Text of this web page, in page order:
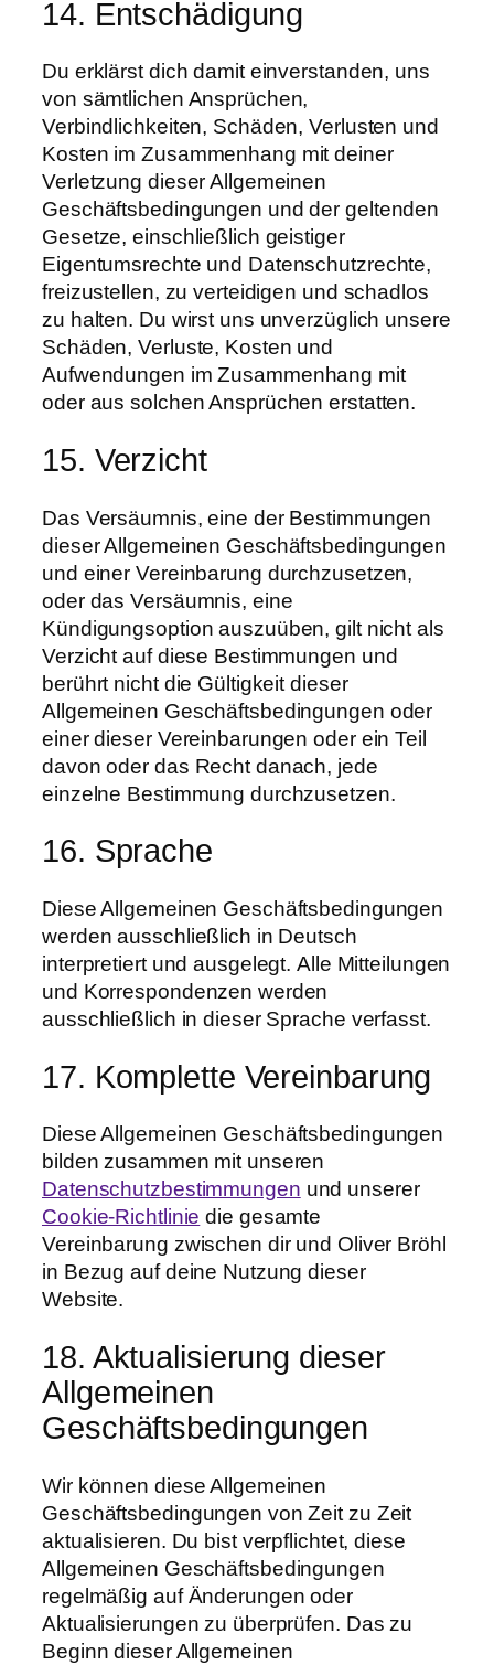
14. Entschädigung
Du erklärst dich damit einverstanden, uns
von sämtlichen Ansprüchen,
Verbindlichkeiten, Schäden, Verlusten und
Kosten im Zusammenhang mit deiner
Verletzung dieser Allgemeinen
Geschäftsbedingungen und der geltenden
Gesetze, einschließlich geistiger
Eigentumsrechte und Datenschutzrechte,
freizustellen, zu verteidigen und schadlos
zu halten. Du wirst uns unverzüglich unsere
Schäden, Verluste, Kosten und
Aufwendungen im Zusammenhang mit
oder aus solchen Ansprüchen erstatten.
15. Verzicht
Das Versäumnis, eine der Bestimmungen
dieser Allgemeinen Geschäftsbedingungen
und einer Vereinbarung durchzusetzen,
oder das Versäumnis, eine
Kündigungsoption auszuüben, gilt nicht als
Verzicht auf diese Bestimmungen und
berührt nicht die Gültigkeit dieser
Allgemeinen Geschäftsbedingungen oder
einer dieser Vereinbarungen oder ein Teil
davon oder das Recht danach, jede
einzelne Bestimmung durchzusetzen.
16. Sprache
Diese Allgemeinen Geschäftsbedingungen
werden ausschließlich in Deutsch
interpretiert und ausgelegt. Alle Mitteilungen
und Korrespondenzen werden
ausschließlich in dieser Sprache verfasst.
17. Komplette Vereinbarung
Diese Allgemeinen Geschäftsbedingungen
bilden zusammen mit unseren
Datenschutzbestimmungen und unserer
Cookie-Richtlinie die gesamte
Vereinbarung zwischen dir und Oliver Bröhl
in Bezug auf deine Nutzung dieser
Website.
18. Aktualisierung dieser
Allgemeinen
Geschäftsbedingungen
Wir können diese Allgemeinen
Geschäftsbedingungen von Zeit zu Zeit
aktualisieren. Du bist verpflichtet, diese
Allgemeinen Geschäftsbedingungen
regelmäßig auf Änderungen oder
Aktualisierungen zu überprüfen. Das zu
Beginn dieser Allgemeinen